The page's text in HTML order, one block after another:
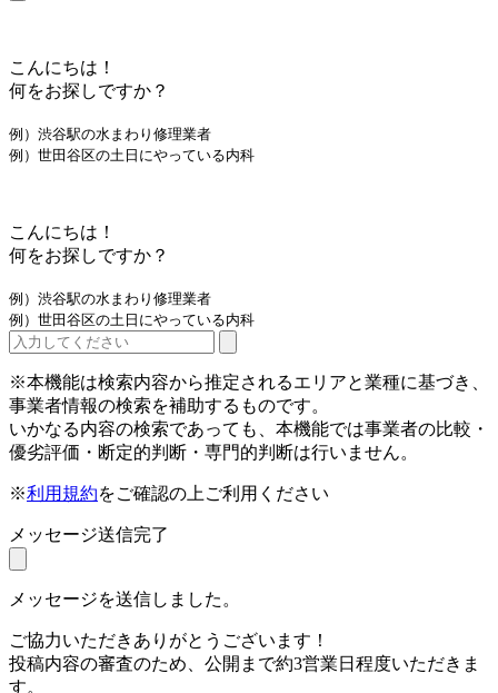
こんにちは！
何をお探しですか？
例）渋谷駅の水まわり修理業者
例）世田谷区の土日にやっている内科
こんにちは！
何をお探しですか？
例）渋谷駅の水まわり修理業者
例）世田谷区の土日にやっている内科
※本機能は検索内容から推定されるエリアと業種に基づき、
事業者情報の検索を補助するものです。
いかなる内容の検索であっても、本機能では事業者の比較・
優劣評価・断定的判断・専門的判断は行いません。
※利用規約をご確認の上ご利用ください
メッセージ送信完了
メッセージを送信しました。
ご協力いただきありがとうございます！
投稿内容の審査のため、公開まで約3営業日程度いただきま
す。